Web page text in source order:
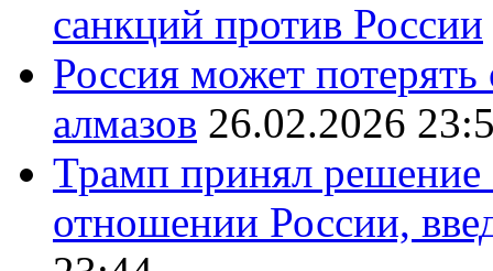
санкций против России
Россия может
алмазов 26.02.2026
Трамп принял решение
отношении России,